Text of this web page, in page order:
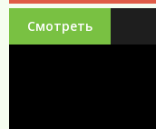
Смотреть